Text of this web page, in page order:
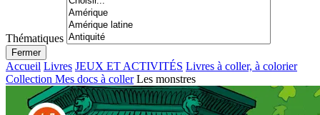
Thématiques
Fermer
Accueil Livres JEUX ET ACTIVITÉS Livres à coller, à colorier
Collection Mes docs à coller Les monstres